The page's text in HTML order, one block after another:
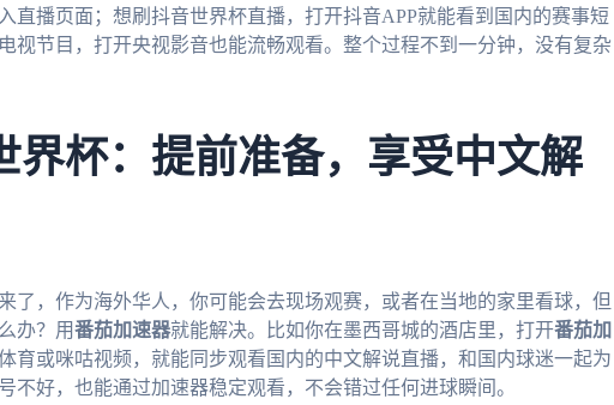
直播页面；想刷抖音世界杯直播，打开抖音APP就能看到国内的赛事短
视节目，打开央视影音也能流畅观看。整个过程不到一分钟，没有复杂
界杯：提前准备，享受中文解
了，作为海外华人，你可能会去现场观赛，或者在当地的家里看球，但
办？用番茄加速器就能解决。比如你在墨西哥城的酒店里，打开番茄加
育或咪咕视频，就能同步观看国内的中文解说直播，和国内球迷一起为
不好，也能通过加速器稳定观看，不会错过任何进球瞬间。